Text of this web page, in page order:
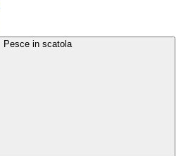
Pesce in scatola